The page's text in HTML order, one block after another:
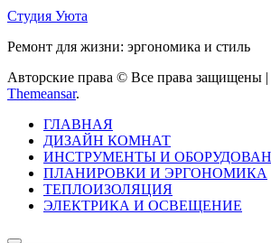
Студия Уюта
Ремонт для жизни: эргономика и стиль
Авторские права © Все права защищены |
Themeansar.
ГЛАВНАЯ
ДИЗАЙН КОМНАТ
ИНСТРУМЕНТЫ И
ПЛАНИРОВКИ И ЭРГОНОМИКА
ТЕПЛОИЗОЛЯЦИЯ
ЭЛЕКТРИКА И ОСВЕЩЕНИЕ